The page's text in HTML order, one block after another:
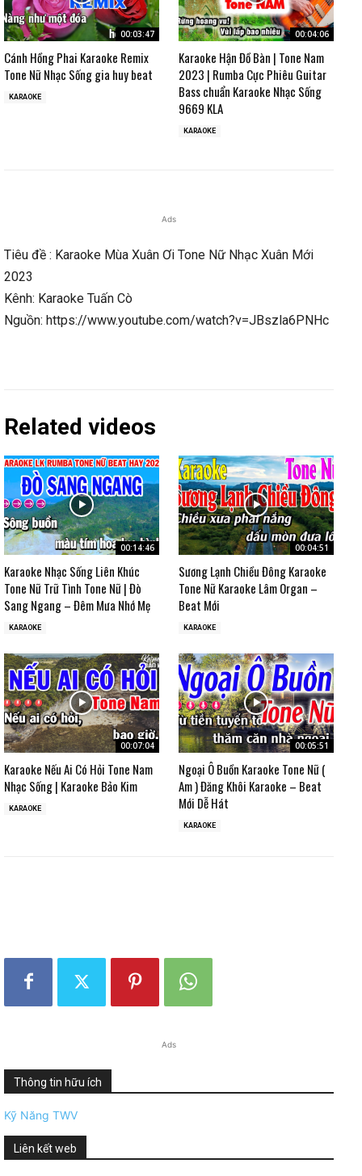
00:03:47
Cánh Hồng Phai Karaoke Remix
Tone Nữ Nhạc Sống gia huy beat
KARAOKE
00:04:06
Karaoke Hận Đồ Bàn | Tone Nam
2023 | Rumba Cực Phiêu Guitar
Bass chuẩn Karaoke Nhạc Sống
9669 KLA
KARAOKE
Ads
Tiêu đề : Karaoke Mùa Xuân Ơi Tone Nữ Nhạc Xuân Mới
2023
Kênh: Karaoke Tuấn Cò
Nguồn: https://www.youtube.com/watch?v=JBszla6PNHc
Related videos
00:14:46
Karaoke Nhạc Sống Liên Khúc
Tone Nữ Trữ Tình Tone Nữ | Đò
Sang Ngang – Đêm Mưa Nhớ Mẹ
KARAOKE
00:04:51
Sương Lạnh Chiều Đông Karaoke
Tone Nữ Karaoke Lâm Organ –
Beat Mới
KARAOKE
00:07:04
Karaoke Nếu Ai Có Hỏi Tone Nam
Nhạc Sống | Karaoke Bảo Kim
KARAOKE
00:05:51
Ngoại Ô Buồn Karaoke Tone Nữ (
Am ) Đăng Khôi Karaoke – Beat
Mới Dễ Hát
KARAOKE
Ads
Thông tin hữu ích
Kỹ Năng TWV
Liên kết web